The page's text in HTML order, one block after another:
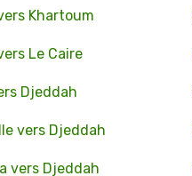
Khartoum
Le Caire
Djeddah
vers Djeddah
vers Djeddah